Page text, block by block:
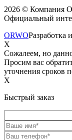
2026 © Компания
Официальный
ORWOРазработка и
X
Сожалеем, но
Просим вас
уточнения сроков
X
Быстрый заказ